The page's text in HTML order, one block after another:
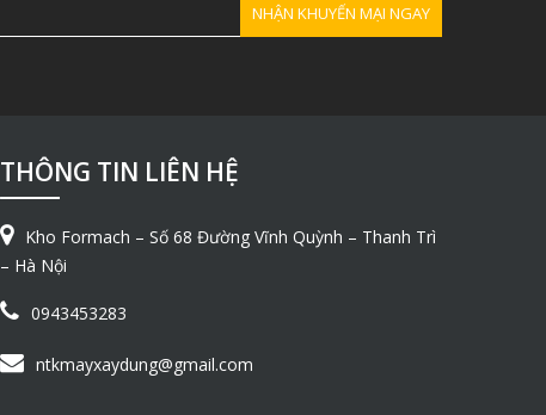
THÔNG TIN LIÊN HỆ
Kho Formach – Số 68 Đường Vĩnh Quỳnh – Thanh Trì
– Hà Nội
0943453283
ntkmayxaydung@gmail.com